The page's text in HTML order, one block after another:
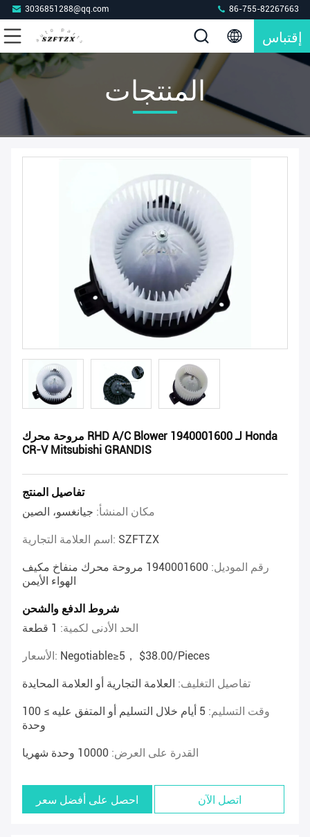
3036851288@qq.com 86-755-82267663
إقتباس
المنتجات
مروحة محرك RHD A/C Blower 1940001600 لـ Honda
CR-V Mitsubishi GRANDIS
تفاصيل المنتج
مكان المنشأ: جيانغسو، الصين
اسم العلامة التجارية: SZFTZX
رقم الموديل:
1940001600 مروحة محرك منفاخ مكيف
الهواء الأيمن
شروط الدفع والشحن
الحد الأدنى لكمية: 1 قطعة
الأسعار: Negotiable≥5， $38.00/pieces
تفاصيل التغليف: العلامة التجارية أو العلامة المحايدة
وقت التسليم:
5 أيام خلال التسليم أو المتفق عليه ≥ 100
وحدة
القدرة على العرض: 10000 وحدة شهريا
احصل على أفضل سعر اتصل الآن